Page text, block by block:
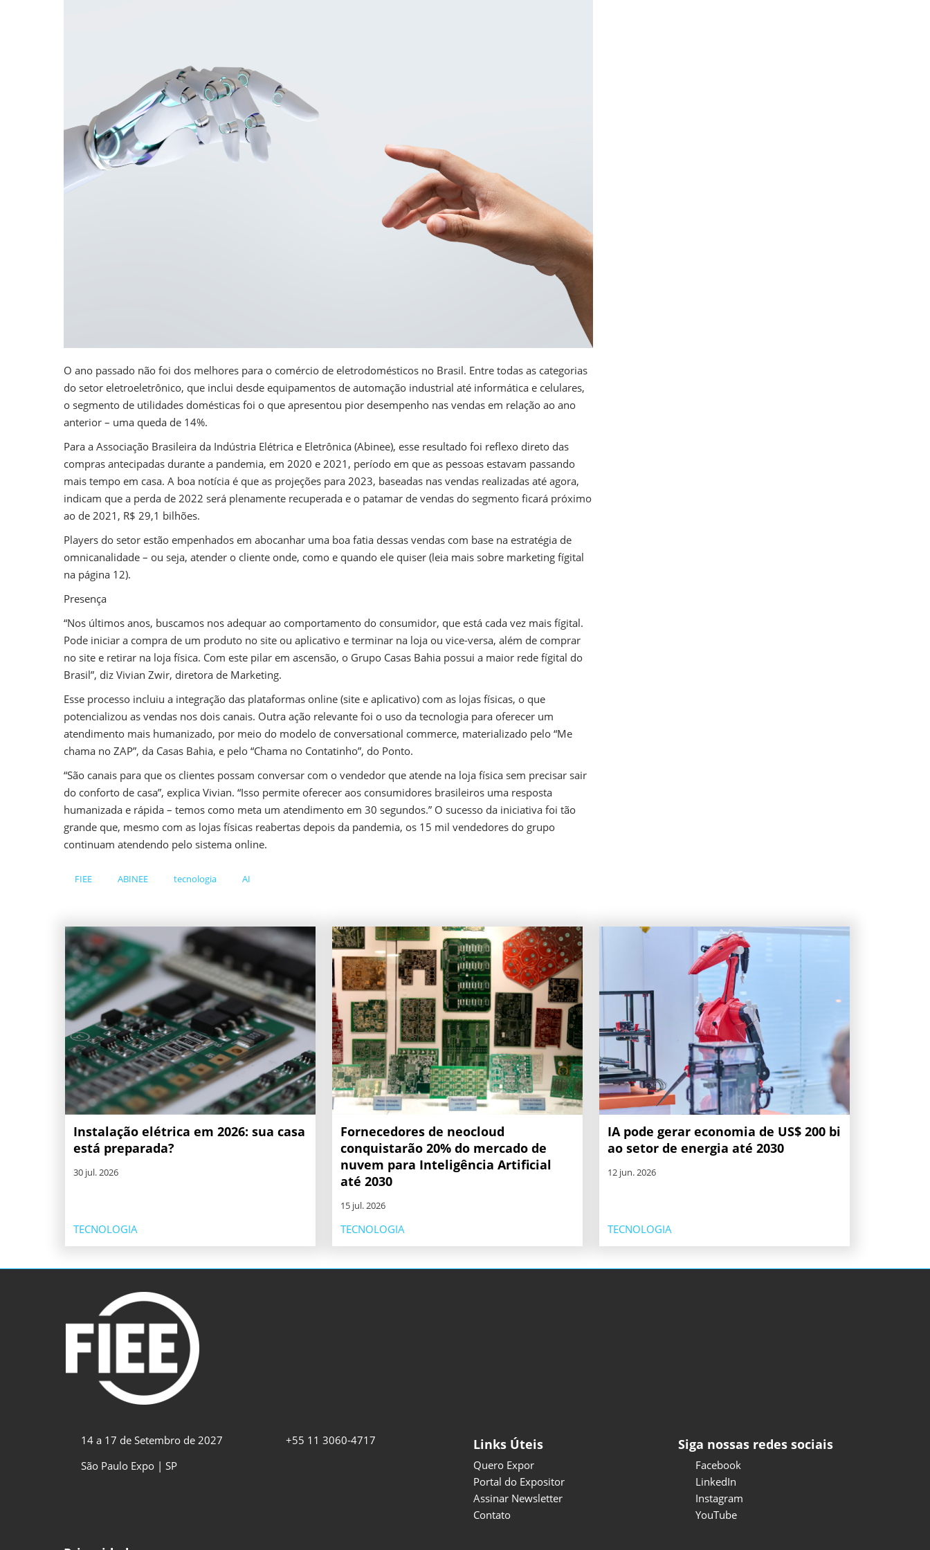
O ano passado não foi dos melhores para o comércio de eletrodomésticos no Brasil. Entre todas as categorias
do setor eletroeletrônico, que inclui desde equipamentos de automação industrial até informática e celulares,
o segmento de utilidades domésticas foi o que apresentou pior desempenho nas vendas em relação ao ano
anterior – uma queda de 14%.
Para a Associação Brasileira da Indústria Elétrica e Eletrônica (Abinee), esse resultado foi reflexo direto das
compras antecipadas durante a pandemia, em 2020 e 2021, período em que as pessoas estavam passando
mais tempo em casa. A boa notícia é que as projeções para 2023, baseadas nas vendas realizadas até agora,
indicam que a perda de 2022 será plenamente recuperada e o patamar de vendas do segmento ficará próximo
ao de 2021, R$ 29,1 bilhões.
Players do setor estão empenhados em abocanhar uma boa fatia dessas vendas com base na estratégia de
omnicanalidade – ou seja, atender o cliente onde, como e quando ele quiser (leia mais sobre marketing fígital
na página 12).
Presença
“Nos últimos anos, buscamos nos adequar ao comportamento do consumidor, que está cada vez mais fígital.
Pode iniciar a compra de um produto no site ou aplicativo e terminar na loja ou vice-versa, além de comprar
no site e retirar na loja física. Com este pilar em ascensão, o Grupo Casas Bahia possui a maior rede fígital do
Brasil”, diz Vivian Zwir, diretora de Marketing.
Esse processo incluiu a integração das plataformas online (site e aplicativo) com as lojas físicas, o que
potencializou as vendas nos dois canais. Outra ação relevante foi o uso da tecnologia para oferecer um
atendimento mais humanizado, por meio do modelo de conversational commerce, materializado pelo “Me
chama no ZAP”, da Casas Bahia, e pelo “Chama no Contatinho”, do Ponto.
“São canais para que os clientes possam conversar com o vendedor que atende na loja física sem precisar sair
do conforto de casa”, explica Vivian. “Isso permite oferecer aos consumidores brasileiros uma resposta
humanizada e rápida – temos como meta um atendimento em 30 segundos.” O sucesso da iniciativa foi tão
grande que, mesmo com as lojas físicas reabertas depois da pandemia, os 15 mil vendedores do grupo
continuam atendendo pelo sistema online.
FIEE ABINEE tecnologia AI
Instalação elétrica em 2026: sua casa
está preparada?
30 jul. 2026
TECNOLOGIA
Fornecedores de neocloud
conquistarão 20% do mercado de
nuvem para Inteligência Artificial
até 2030
15 jul. 2026
TECNOLOGIA
IA pode gerar economia de US$ 200 bi
ao setor de energia até 2030
12 jun. 2026
TECNOLOGIA
14 a 17 de Setembro de 2027
São Paulo Expo | SP
+55 11 3060-4717 Links Úteis
Quero Expor
Portal do Expositor
Assinar Newsletter
Contato
Siga nossas redes sociais
Facebook
LinkedIn
Instagram
YouTube